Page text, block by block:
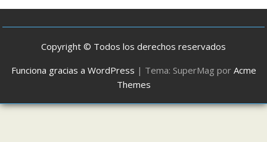
Copyright © Todos los derechos reservados
Funciona gracias a WordPress | Tema: SuperMag por Acme
Themes